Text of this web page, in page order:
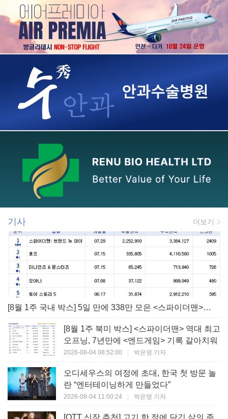
기사 더보기
[8월 1주 국내 박스] 5일 만에 338만 모은 <스파이더맨> 극장가 235% 대반등, <호프>는 400만 돌파
[8월 1주 북미 박스] <스파이더맨> 역대 최고
오프닝, 7년만에 <엔드게임> 기록 갈아치워
2026-08-04 08:52:00 | 박은영 기자
오디세우스의 여정에 초대, 한국 첫 방문 놀
란 “엔터테이닝하게 만들었다”
2026-08-04 11:00:24 | 박은영 기자
[OTT 신작 추천] 고기 한 점에 담긴 삶의 존